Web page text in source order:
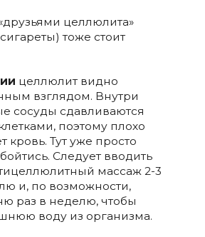
целлюлита»
тоже стоит
целлюлит видно
взглядом. Внутри
сосуды сдавливаются
поэтому плохо
кровь. Тут уже просто
Следует вводить
массаж 2-3
и, по возможности,
раз в неделю, чтобы
воду из организма.